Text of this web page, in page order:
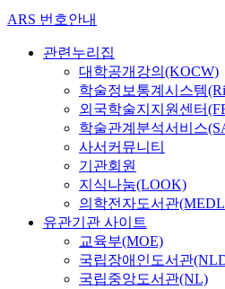
ARS 번호안내
관련누리집
대학공개강의(KOCW)
학술정보통계시스템
외국학술지지원센터
학술관계분석서비스
사서커뮤니티
기관회원
지식나눔(LOOK)
의학전자도서관
유관기관 사이트
교육부(MOE)
국립장애인도서관
국립중앙도서관(NL)